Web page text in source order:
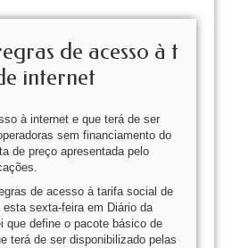
de acesso à t
internet
à internet e que terá de ser
sem financiamento do
de preço apresentada pelo
de acesso à tarifa social de
sexta-feira em Diário da
que define o pacote básico de
terá de ser disponibilizado pelas